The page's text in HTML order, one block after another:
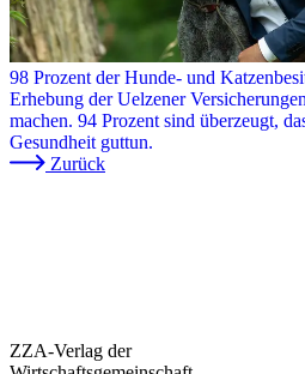
98 Prozent der Hunde- und
Erhebung der Uelzener
machen. 94 Prozent sind überzeugt,
Gesundheit guttun.
Zurück
ZZA-Verlag der